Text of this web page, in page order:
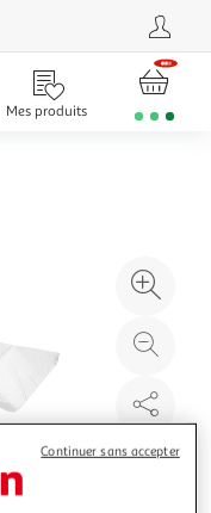
Mes produits
100
%
le
Continuer sans accepter